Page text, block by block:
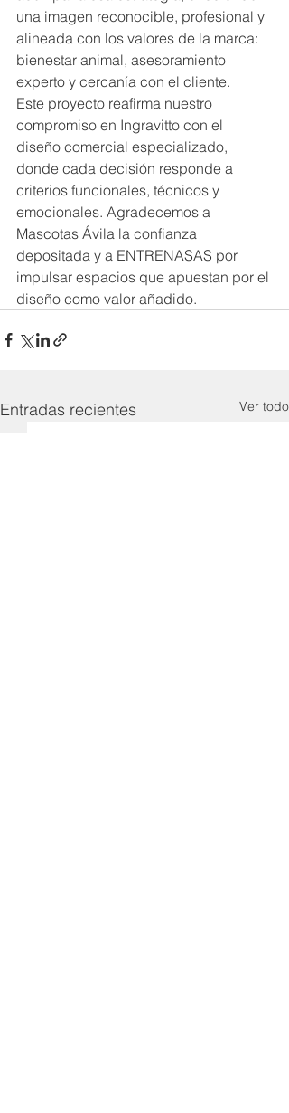
una imagen reconocible, profesional y
alineada con los valores de la marca:
bienestar animal, asesoramiento
experto y cercanía con el cliente.
Este proyecto reafirma nuestro
compromiso en Ingravitto con el
diseño comercial especializado,
donde cada decisión responde a
criterios funcionales, técnicos y
emocionales. Agradecemos a
Mascotas Ávila la confianza
depositada y a ENTRENASAS por
impulsar espacios que apuestan por el
diseño como valor añadido.
Entradas recientes Ver todo